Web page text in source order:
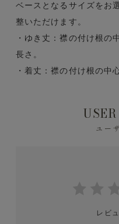
ベースとなるサイズをお
整いただけます。
・ゆき丈：襟の付け根の
長さ。
・着丈：襟の付け根の中
ユー
レビ